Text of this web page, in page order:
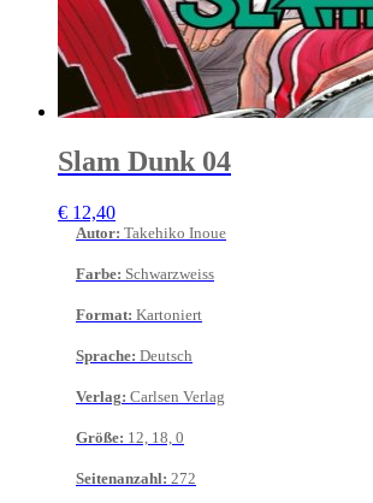
Slam Dunk 04
€ 12,40
Autor: Takehiko Inoue
Farbe: Schwarzweiss
Format: Kartoniert
Sprache: Deutsch
Verlag: Carlsen Verlag
Größe: 12, 18, 0
Seitenanzahl: 272